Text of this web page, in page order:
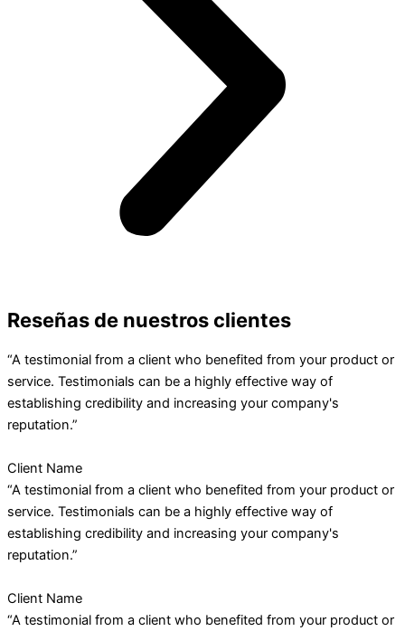
Reseñas de nuestros clientes
“A testimonial from a client who benefited from your product or
service. Testimonials can be a highly effective way of
establishing credibility and increasing your company's
reputation.”
Client Name
“A testimonial from a client who benefited from your product or
service. Testimonials can be a highly effective way of
establishing credibility and increasing your company's
reputation.”
Client Name
“A testimonial from a client who benefited from your product or